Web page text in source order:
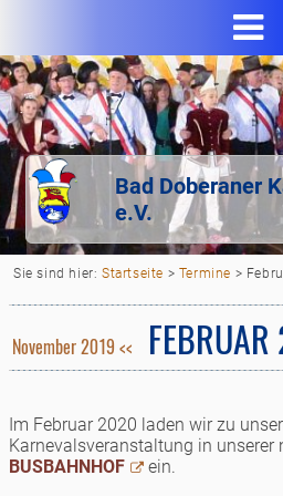
Bad Doberaner
e.V.
Sie sind hier: Startseite > Termine >
November 2019 <<
Im Februar 2020 laden wir zu
Karnevalsveranstaltung in unserer
BUSBAHNHOF
ein.